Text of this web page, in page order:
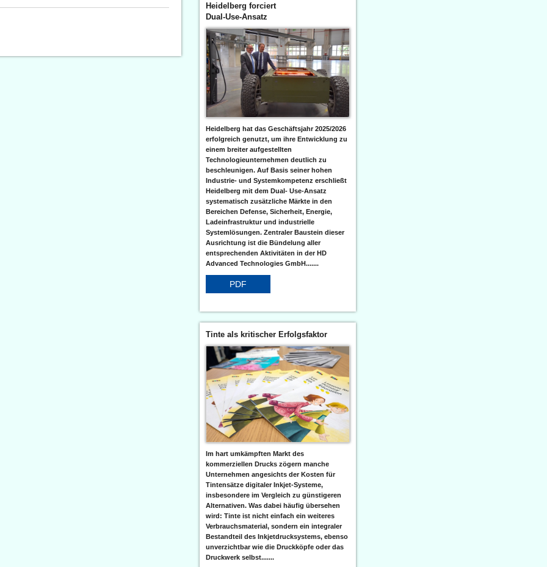
Heidelberg forciert
Dual-Use-Ansatz
Heidelberg hat das Geschäftsjahr 2025/2026
erfolgreich genutzt, um ihre Entwicklung zu
einem breiter aufgestellten
Technologieunternehmen deutlich zu
beschleunigen. Auf Basis seiner hohen
Industrie- und Systemkompetenz erschließt
Heidelberg mit dem Dual- Use-Ansatz
systematisch zusätzliche Märkte in den
Bereichen Defense, Sicherheit, Energie,
Ladeinfrastruktur und industrielle
Systemlösungen. Zentraler Baustein dieser
Ausrichtung ist die Bündelung aller
entsprechenden Aktivitäten in der HD
Advanced Technologies GmbH.......
PDF
Tinte als kritischer Erfolgsfaktor
Im hart umkämpften Markt des
kommerziellen Drucks zögern manche
Unternehmen angesichts der Kosten für
Tintensätze digitaler Inkjet-Systeme,
insbesondere im Vergleich zu günstigeren
Alternativen. Was dabei häufig übersehen
wird: Tinte ist nicht einfach ein weiteres
Verbrauchsmaterial, sondern ein integraler
Bestandteil des Inkjetdrucksystems, ebenso
unverzichtbar wie die Druckköpfe oder das
Druckwerk selbst.......